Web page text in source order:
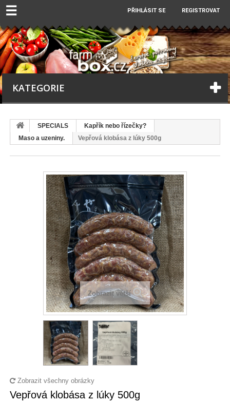
☰ PŘIHLÁSIT SE REGISTROVAT
KATEGORIE
SPECIALS
Kapřík nebo řízečky?
Maso a uzeniny.
Vepřová klobása z lúky 500g
Zobrazit větší
Zobrazit všechny obrázky
Vepřová klobása z lúky 500g